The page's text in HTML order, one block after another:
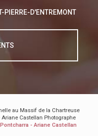
PIERRE-D'ENTREMONT
au Massif de la Chartreuse
Castellan Photographe
- Ariane Castellan